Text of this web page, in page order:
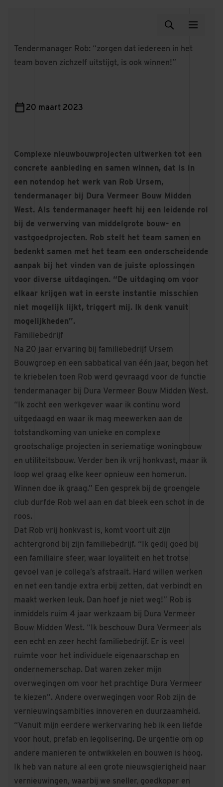
Tendermanager Rob: “zorgen dat iedereen in het
team boven zichzelf uitstijgt, is ook winnen!”
20 maart 2023
Complexe nieuwbouwprojecten uitwerken tot een
concrete aanbieding en samen winnen, dat is in
een notendop het werk van Rob Ursem,
tendermanager bij Dura Vermeer Bouw Midden
West. Als tendermanager heeft hij een leidende rol
bij de verwerving van middelgrote bouw- en
vastgoedprojecten. Rob stelt het team samen en
bedenkt samen met het team een onderscheidende
aanpak bij het vinden van de juiste oplossingen
voor diverse uitdagingen. “De uitdaging om voor
elkaar krijgen wat in eerste instantie misschien
niet mogelijk lijkt, triggert mij. Ik denk vanuit
mogelijkheden”.
Familiebedrijf
Na 20 jaar ervaring bij familiebedrijf Ursem
Bouwgroep en een sabbatical van één jaar, begon het
te kriebelen toen Rob werd gevraagd voor de functie
tendermanager bij Dura Vermeer Bouw Midden West.
“Ik zocht een werkgever waar ik continu word
uitgedaagd en waar ik mag meewerken aan de
totstandkoming van unieke en complexe
grootschalige projecten in seriematige woningbouw
en utiliteitsbouw. Verder ben ik vrij honkvast, maar ik
loop wel graag elke keer opnieuw een homerun.
Winnen doe ik graag.” Een gesprek bij de groengele
club durfde Rob wel aan en dat bleek een schot in de
roos.
Dat Rob vrij honkvast is, komt voort uit zijn
achtergrond bij zijn familiebedrijf. “Ik gedij goed bij
een familiaire sfeer, waar loyaliteit en het trotse
gevoel van je collega’s afstraalt. Hard willen werken
en net een tandje extra erbij zetten, dat verbindt en
maakt werken leuk. Dan hoef je niet weg!” Rob is
inmiddels ruim 4 jaar werkzaam bij Dura Vermeer
Bouw Midden West. “Ik beschouw Dura Vermeer als
een echt en zeer hecht familiebedrijf. Er is veel
ruimte voor het individuele eigenaarschap en
ondernemerschap. Dat waren zeker mijn
overwegingen om voor het prachtige Dura Vermeer
te kiezen”. Andere overwegingen voor Rob zijn de
vernieuwingsambities innoveren en duurzaamheid.
“Vanuit mijn eerdere werkervaring heb ik een liefde
voor hout, prefab en legolisering. De urgentie om op
andere manieren te ontwikkelen en bouwen is hoog.
Ik heb van nature al een grote nieuwsgierigheid naar
vernieuwingen, waarbij we sneller, goedkoper en